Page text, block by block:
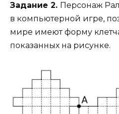
Задание 2. Персонаж
в компьютерной игре,
мире имеют форму
показанных на рисунке.